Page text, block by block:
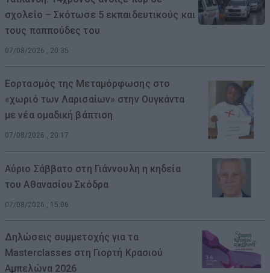
σχολείο – Σκότωσε 5 εκπαιδευτικούς και
τους παππούδες του
07/08/2026 , 20:35
Εορτασμός της Μεταμόρφωσης στο
«χωριό των Λαρισαίων» στην Ουγκάντα
με νέα ομαδική βάπτιση
07/08/2026 , 20:17
Αύριο Σάββατο στη Γιάννουλη η κηδεία
του Αθανασίου Σκόδρα
07/08/2026 , 15:06
Δηλώσεις συμμετοχής για τα
Masterclasses στη Γιορτή Κρασιού
Αμπελώνα 2026